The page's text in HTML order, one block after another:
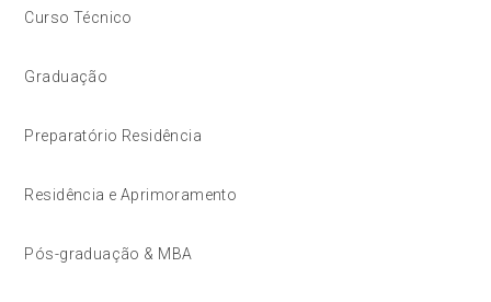
Curso Técnico
Graduação
Preparatório Residência
Residência e Aprimoramento
Pós-graduação & MBA